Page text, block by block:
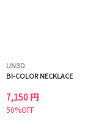
UN3D.
BI-COLOR NECKLACE
7,150 円
50%OFF